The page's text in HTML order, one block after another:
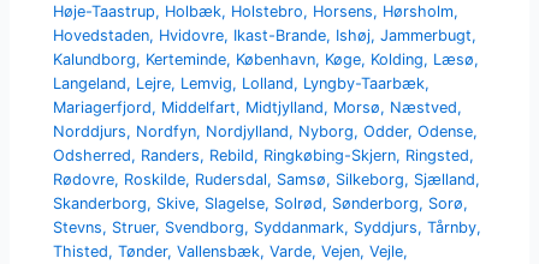
Høje-Taastrup, Holbæk, Holstebro, Horsens, Hørsholm,
Hovedstaden, Hvidovre, Ikast-Brande, Ishøj,Jammerbugt,
Kalundborg, Kerteminde, København, Køge, Kolding, Læsø,
Langeland, Lejre, Lemvig, Lolland, Lyngby-Taarbæk,
Mariagerfjord, Middelfart, Midtjylland, Morsø, Næstved,
Norddjurs, Nordfyn, Nordjylland, Nyborg,Odder,Odense,
Odsherred, Randers, Rebild, Ringkøbing-Skjern, Ringsted,
Rødovre, Roskilde, Rudersdal, Samsø, Silkeborg, Sjælland,
Skanderborg, Skive, Slagelse, Solrød, Sønderborg, Sorø,
Stevns, Struer, Svendborg, Syddanmark, Syddjurs,Tårnby,
Thisted,Tønder,Vallensbæk,Varde,Vejen,Vejle,